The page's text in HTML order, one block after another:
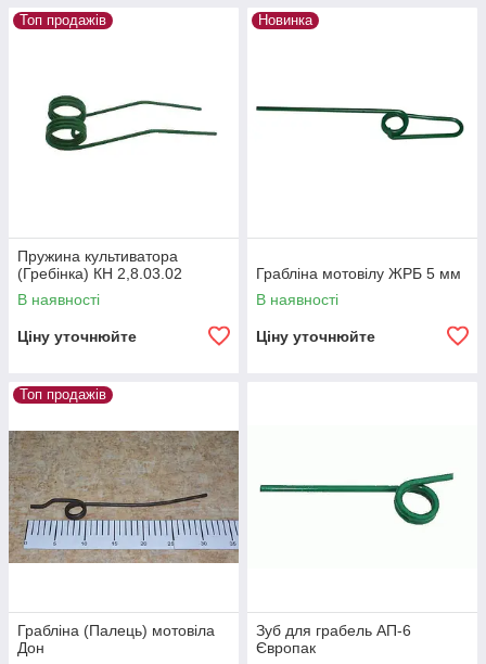
Топ продажів
Пружина культиватора
(Гребінка) КН 2,8.03.02
В наявності
Ціну уточнюйте
Новинка
Грабліна мотовілу ЖРБ 5 мм
В наявності
Ціну уточнюйте
Топ продажів
Грабліна (Палець) мотовіла
Дон
Зуб для грабель АП-6
Європак